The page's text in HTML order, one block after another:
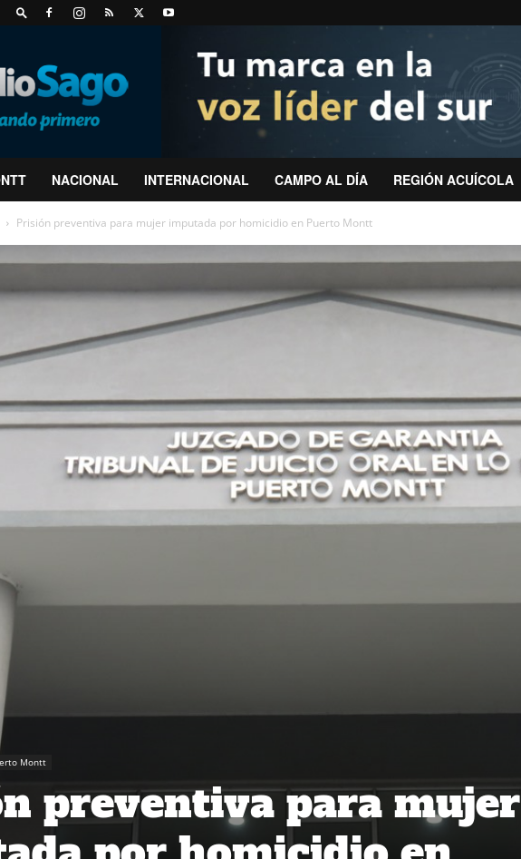
NACIONAL INTERNACIONAL CAMPO AL DÍA REGIÓN ACUÍCOLA
Prisión preventiva para mujer imputada por homicidio en Puerto Montt
Montt
preventiva para mujer